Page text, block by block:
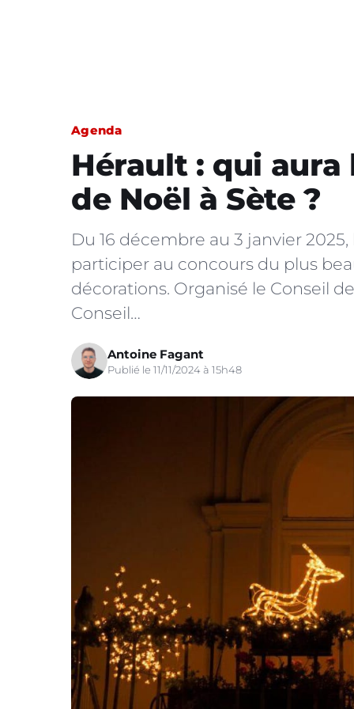
Agenda
Hérault : qui aura
de Noël à Sète ?
Du 16 décembre au 3 janvier
participer au concours du plus
décorations. Organisé le Conseil de
Conseil…
Antoine Fagant
Publié le 11/11/2024 à 15h48